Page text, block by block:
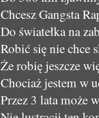
Chcesz Gangsta
Do światełka na
Robić się nie chce
Że robię jeszcze
Chociaż jestem w
Przez 3 lata może